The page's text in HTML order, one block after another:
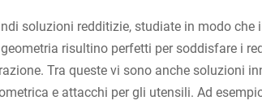
soluzioni redditizie, studiate in modo che
risultino perfetti per soddisfare i
Tra queste vi sono anche soluzioni
e attacchi per gli utensili. Ad